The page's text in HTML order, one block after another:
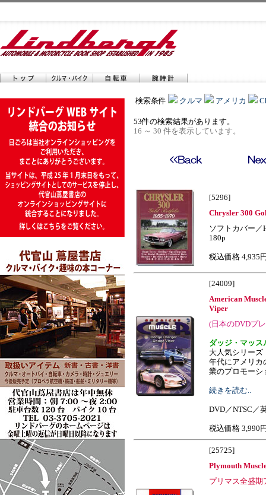
検索条件 クルマ アメリカ
53件の検索結果があります。
16 ～ 30 件を表示しています。
[5296]
Chrysler 300
ソフトカバー／
180p
税込価格 4,935
[24009]
American
Viper
(日本のDVDプ
ダッジ・マッス
大人気シリーズ
年代にアメリカ
業のプロモーシ
続きを読む..
DVD／NTSC／
税込価格 3,990
[25725]
Plymouth
プリマス全盛期